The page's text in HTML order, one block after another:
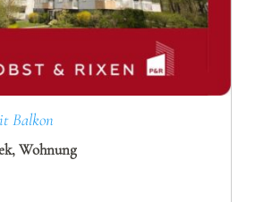
Balkon
Wohnung